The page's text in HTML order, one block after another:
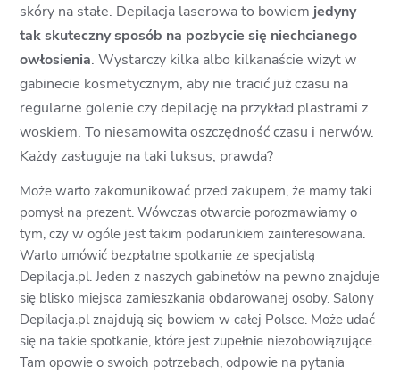
skóry na stałe. Depilacja laserowa to bowiem jedyny
tak skuteczny sposób na pozbycie się niechcianego
owłosienia. Wystarczy kilka albo kilkanaście wizyt w
gabinecie kosmetycznym, aby nie tracić już czasu na
regularne golenie czy depilację na przykład plastrami z
woskiem. To niesamowita oszczędność czasu i nerwów.
Każdy zasługuje na taki luksus, prawda?
Może warto zakomunikować przed zakupem, że mamy taki
pomysł na prezent. Wówczas otwarcie porozmawiamy o
tym, czy w ogóle jest takim podarunkiem zainteresowana.
Warto umówić bezpłatne spotkanie ze specjalistą
Depilacja.pl. Jeden z naszych gabinetów na pewno znajduje
się blisko miejsca zamieszkania obdarowanej osoby. Salony
Depilacja.pl znajdują się bowiem w całej Polsce. Może udać
się na takie spotkanie, które jest zupełnie niezobowiązujące.
Tam opowie o swoich potrzebach, odpowie na pytania